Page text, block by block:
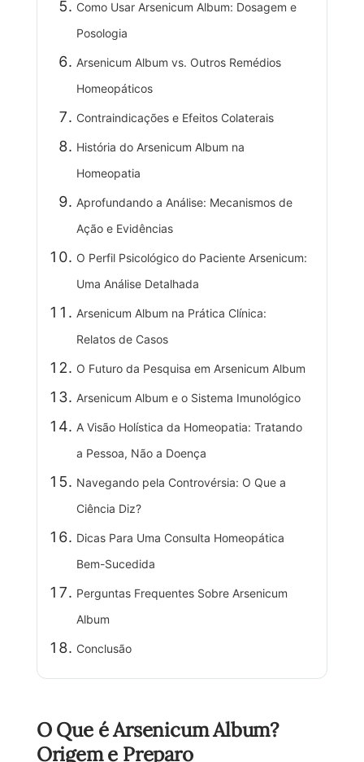
Como Usar Arsenicum Album: Dosagem e
Posologia
Arsenicum Album vs. Outros Remédios
Homeopáticos
Contraindicações e Efeitos Colaterais
História do Arsenicum Album na
Homeopatia
Aprofundando a Análise: Mecanismos de
Ação e Evidências
O Perfil Psicológico do Paciente Arsenicum:
Uma Análise Detalhada
Arsenicum Album na Prática Clínica:
Relatos de Casos
O Futuro da Pesquisa em Arsenicum Album
Arsenicum Album e o Sistema Imunológico
A Visão Holística da Homeopatia: Tratando
a Pessoa, Não a Doença
Navegando pela Controvérsia: O Que a
Ciência Diz?
Dicas Para Uma Consulta Homeopática
Bem-Sucedida
Perguntas Frequentes Sobre Arsenicum
Album
Conclusão
O Que é Arsenicum Album?
Origem e Preparo